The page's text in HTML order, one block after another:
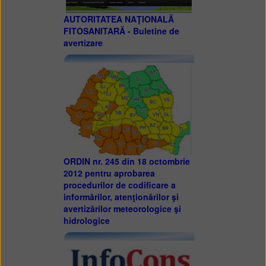
AUTORITATEA NAŢIONALĂ
FITOSANITARĂ - Buletine de
avertizare
ORDIN nr. 245 din 18 octombrie
2012 pentru aprobarea
procedurilor de codificare a
informărilor, atenţionărilor şi
avertizărilor meteorologice şi
hidrologice